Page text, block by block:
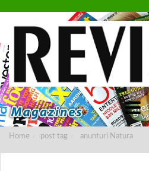
Home post tag anunturi Natura